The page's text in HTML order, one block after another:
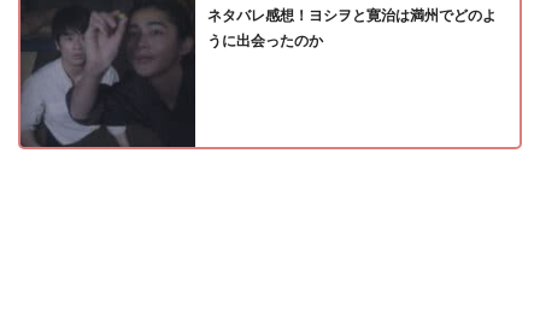
ネタバレ感想！ヨシヲと寛治は満州でどのよ
うに出会ったのか